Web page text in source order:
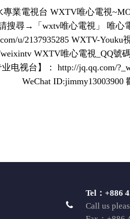
業電視台 WXTV唯心電視
搜尋→「wxtv唯心電視」 唯心
u/2137935285 WXTV-
weixintv WXTV唯心電視_QQ號
电视台】： http://jq.qq.com/
WeChat
Tel：+886
Call us